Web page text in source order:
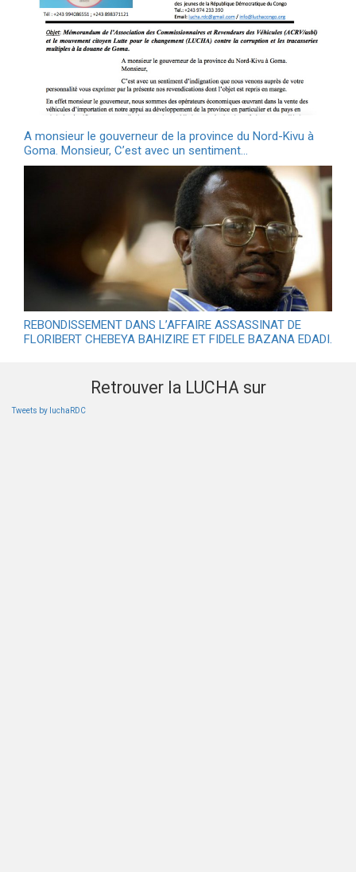
A monsieur le gouverneur de la province du Nord-Kivu à
Goma. Monsieur, C’est avec un sentiment…
REBONDISSEMENT DANS L’AFFAIRE ASSASSINAT DE
FLORIBERT CHEBEYA BAHIZIRE ET FIDELE BAZANA EDADI.
Retrouver la LUCHA sur
Tweets by luchaRDC